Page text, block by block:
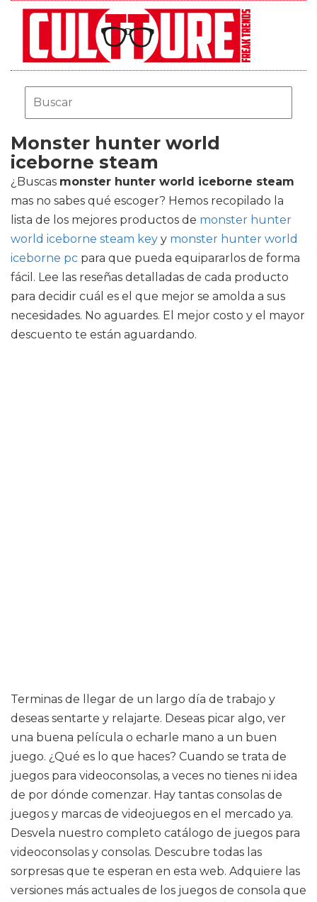
Monster hunter world
iceborne steam
¿Buscas monster hunter world iceborne steam
mas no sabes qué escoger? Hemos recopilado la
lista de los mejores productos de monster hunter
world iceborne steam key y monster hunter world
iceborne pc para que pueda equipararlos de forma
fácil. Lee las reseñas detalladas de cada producto
para decidir cuál es el que mejor se amolda a sus
necesidades. No aguardes. El mejor costo y el mayor
descuento te están aguardando.
Terminas de llegar de un largo día de trabajo y
deseas sentarte y relajarte. Deseas picar algo, ver
una buena película o echarle mano a un buen
juego. ¿Qué es lo que haces? Cuando se trata de
juegos para videoconsolas, a veces no tienes ni idea
de por dónde comenzar. Hay tantas consolas de
juegos y marcas de videojuegos en el mercado ya.
Desvela nuestro completo catálogo de juegos para
videoconsolas y consolas. Descubre todas las
sorpresas que te esperan en esta web. Adquiere las
versiones más actuales de los juegos de consola que